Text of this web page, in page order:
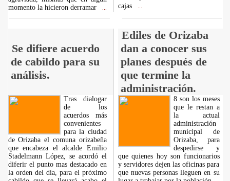
momento la hicieron derramar
cajas
Se difiere acuerdo
de cabildo para su
análisis.
Ediles de Orizaba
dan a conocer sus
planes después de
que termine la
administración.
Tras dialogar
de los
acuerdos más
convenientes
para la ciudad
de Orizaba el comuna orizabeña
que encabeza el alcalde Emilio
Stadelmann López, se acordó el
diferir el punto mas destacado en
la orden del día, para el próximo
8 son los meses
que le restan a
la actual
administración
municipal de
Orizaba, para
despedirse y
que quienes hoy son funcionarios
y servidores dejen las oficinas para
que nuevas personas lleguen en su